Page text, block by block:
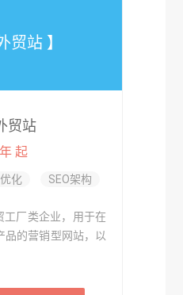
贸站 】
贸站
起
化 SEO架构
工厂类企业，用于在
的营销型网站，以